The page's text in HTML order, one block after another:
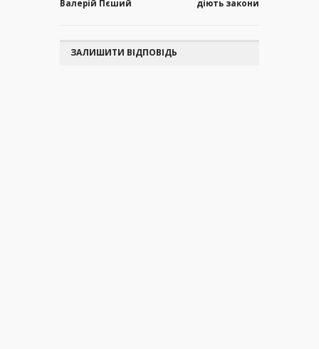
Валерій Пєший
діють закони
ЗАЛИШИТИ ВІДПОВІДЬ